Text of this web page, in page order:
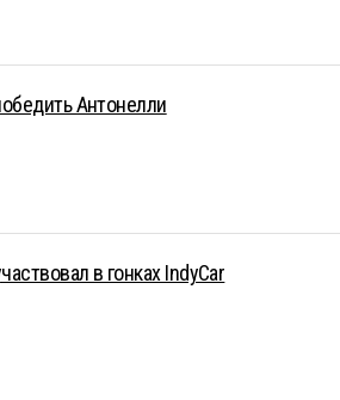
Антонелли
в гонках IndyCar